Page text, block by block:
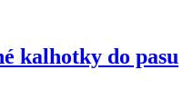
kalhotky do pasu